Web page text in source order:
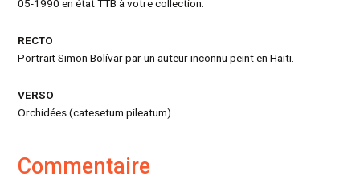
05-1990 en état TTB à votre collection.
RECTO
Portrait Simon Bolívar par un auteur inconnu peint en Haïti.
VERSO
Orchidées (catesetum pileatum).
Commentaire